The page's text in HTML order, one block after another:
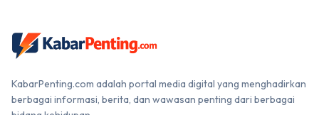
KabarPenting.com adalah portal media digital yang menghadirkan
berbagai informasi, berita, dan wawasan penting dari berbagai